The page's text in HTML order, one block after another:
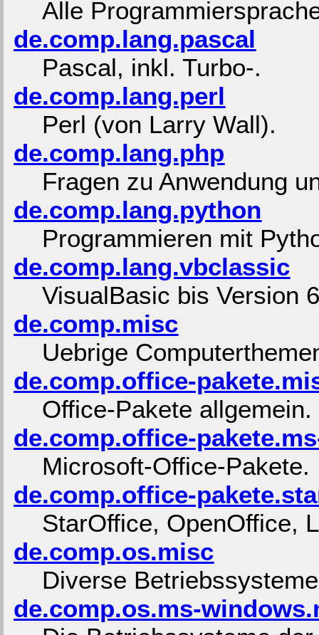
Alle
de.comp.lang.pascal
Pascal, inkl. Turbo-.
de.comp.lang.perl
Perl (von Larry Wall).
de.comp.lang.php
Fragen zu Anwendung
de.comp.lang.python
Programmieren mit
de.comp.lang.vbclassic
VisualBasic bis Version
de.comp.misc
Uebrige
de.comp.office-
Office-Pakete allgemein.
de.comp.office-
Microsoft-Office-Pakete.
de.comp.office-
StarOffice, OpenOffice,
de.comp.os.misc
Diverse
de.comp.os.ms-